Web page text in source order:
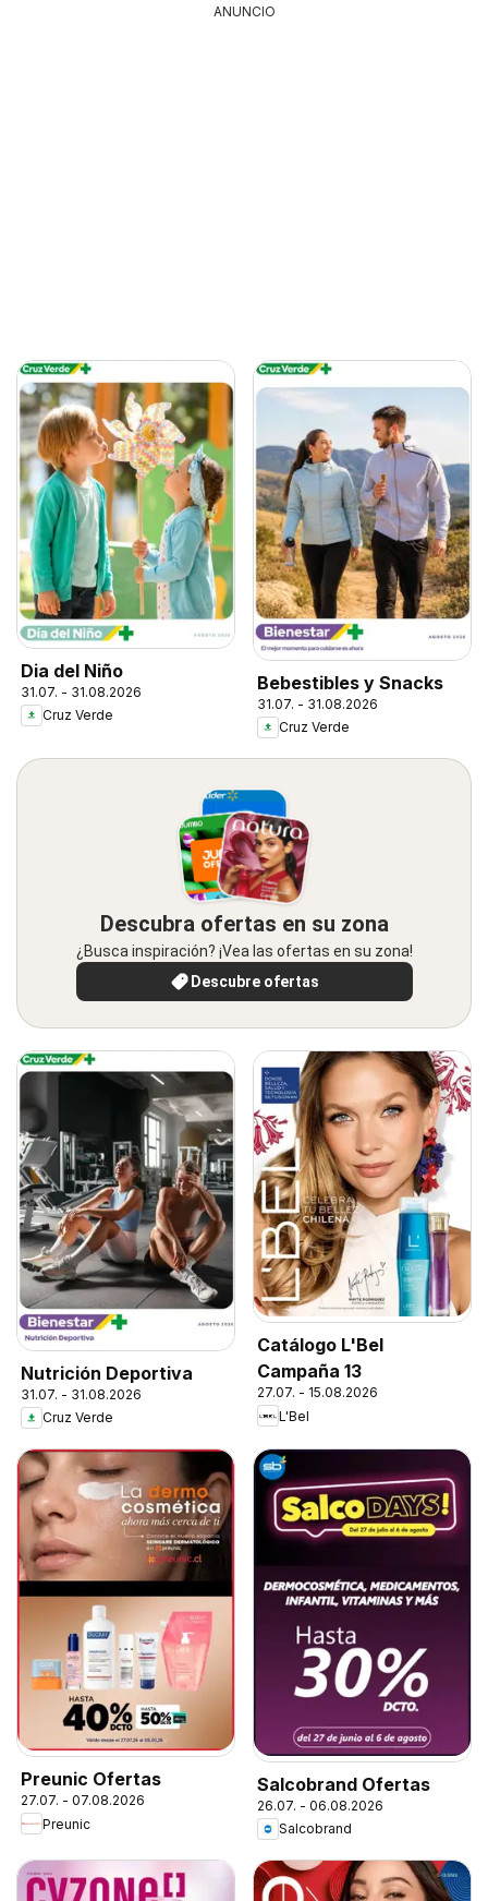
ANUNCIO
Dia del Niño
31.07. - 31.08.2026
Cruz Verde
Bebestibles y Snacks
31.07. - 31.08.2026
Cruz Verde
Descubra ofertas en su zona
¿Busca inspiración? ¡Vea las ofertas en su zona!
Descubre ofertas
Nutrición Deportiva
31.07. - 31.08.2026
Cruz Verde
Catálogo L'Bel
Campaña 13
27.07. - 15.08.2026
L'Bel
Preunic Ofertas
27.07. - 07.08.2026
Preunic
Salcobrand Ofertas
26.07. - 06.08.2026
Salcobrand